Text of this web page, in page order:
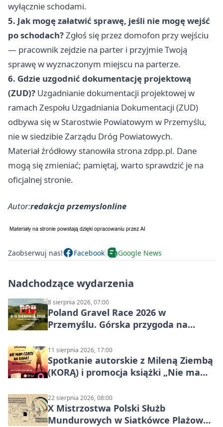
wyłącznie schodami.
5. Jak mogę załatwić sprawę, jeśli nie mogę wejść
po schodach?Zgłoś się przez domofon przy wejściu
— pracownik zejdzie na parter i przyjmie Twoją
sprawę w wyznaczonym miejscu na parterze.
6. Gdzie uzgodnić dokumentację projektową
(ZUD)? Uzgadnianie dokumentacji projektowej w
ramach Zespołu Uzgadniania Dokumentacji (ZUD)
odbywa się w Starostwie Powiatowym w Przemyślu,
nie w siedzibie Zarządu Dróg Powiatowych.
Materiał źródłowy stanowiła strona zdpp.pl. Dane
mogą się zmieniać; pamiętaj, warto sprawdzić je na
oficjalnej stronie.
Autor:redakcja przemyslonline
Zaobserwuj nas! Facebook Google News
Nadchodzące wydarzenia
8 sierpnia 2026, 07:00
Poland Gravel Race 2026 w
Przemyślu. Górska przygoda na
11 sierpnia 2026, 17:00
Spotkanie autorskie z Mileną Ziembą
(KORĄ) i promocja książki „Nie mam
22 sierpnia 2026, 08:00
X Mistrzostwa Polski Służb
Mundurowych w Siatkówce Plażowej